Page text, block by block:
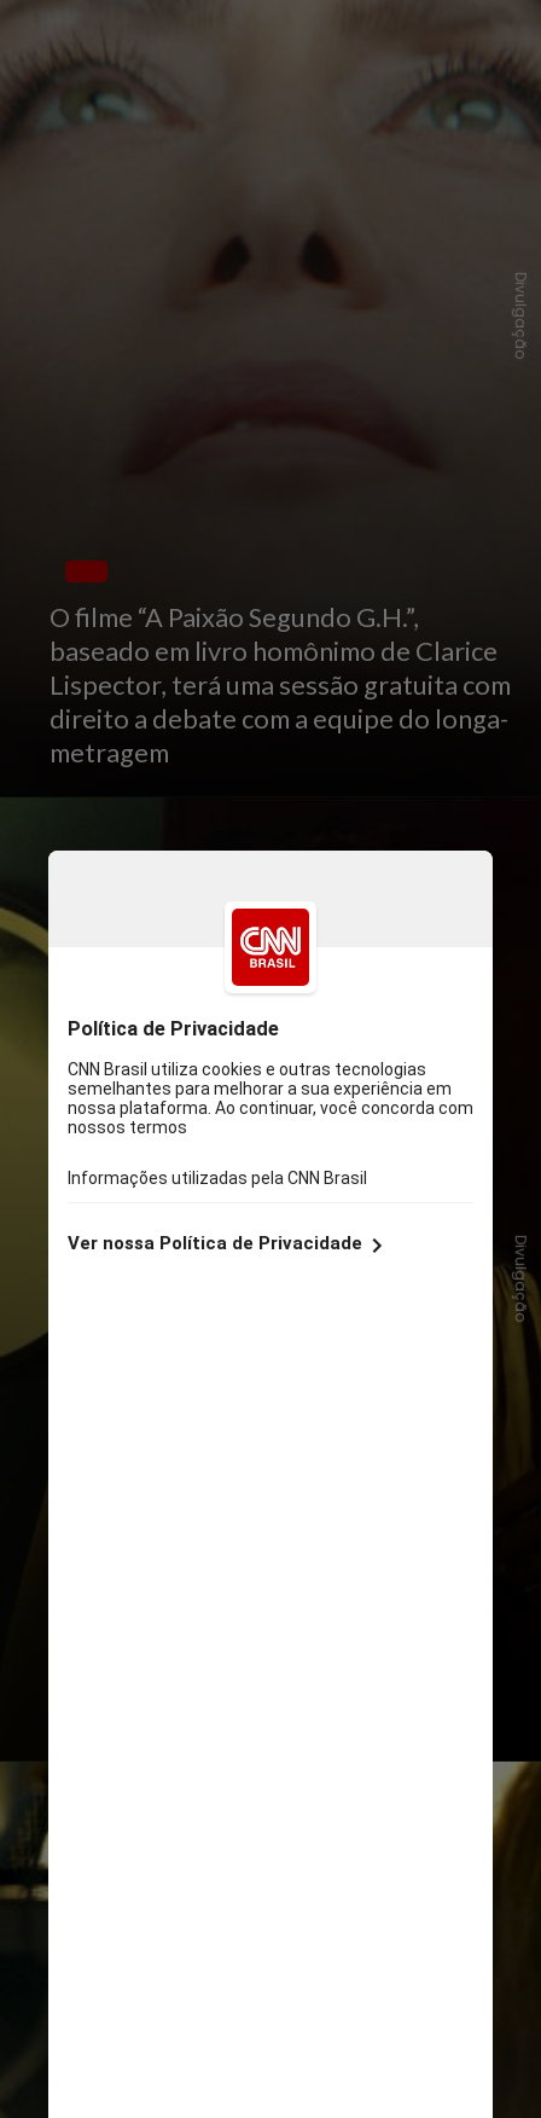
O filme “A Paixão Segundo G.H.”,
baseado em livro homônimo de Clarice
Lispector, terá uma sessão gratuita com
direito a debate com a equipe do longa-
metragem
Divulgação
Divulgação